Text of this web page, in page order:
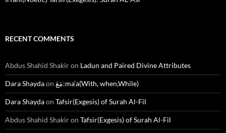
RECENT COMMENTS
Abdus Shahid Shakiron Ladun and Paired Divine Attributes
Dara Shaydaon مَعَ:ma’a(With, when,While)
Dara Shaydaon Tafsir(Exgesis) of Surah Al-Fil
Abdus Shahid Shakiron Tafsir(Exgesis) of Surah Al-Fil